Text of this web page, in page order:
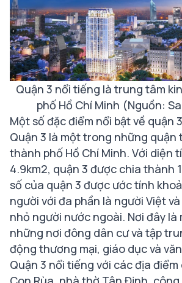
Quận 3 nổi tiếng là trung tâm
phố Hồ Chí Minh (Nguồn:
Một số đặc điểm nổi bật về quận 3
Quận 3 là một trong những quận
thành phố Hồ Chí Minh. Với diện
4.9km2, quận 3 được chia thành
số của quận 3 được ước tính
người với đa phần là người Việt
nhỏ người nước ngoài. Nơi đây là
những nơi đông dân cư và tập
động thương mại, giáo dục và
Quận 3 nổi tiếng với các địa